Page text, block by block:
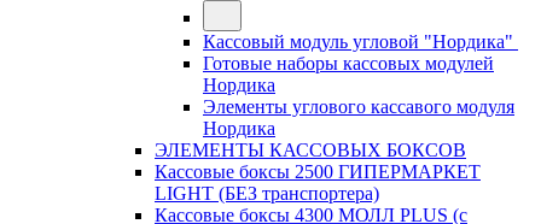
Кассовый модуль угловой "Нордика"
Готовые наборы кассовых модулей
Нордика
Элементы углового кассавого модуля
Нордика
ЭЛЕМЕНТЫ КАССОВЫХ БОКСОВ
Кассовые боксы 2500 ГИПЕРМАРКЕТ
LIGHT (БЕЗ транспортера)
Кассовые боксы 4300 МОЛЛ PLUS (с